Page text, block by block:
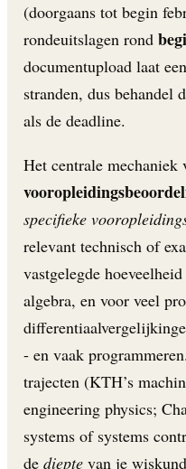
(doorgaans tot begin
rondeuitslagen rond
documentupload laat
stranden, dus behandel
als de deadline.
Het centrale mechaniek
specifieke
relevant technisch of
vastgelegde
algebra, en voor veel
- en vaak
trajecten (KTH’s
engineering physics;
systems of systems
de diepte van je